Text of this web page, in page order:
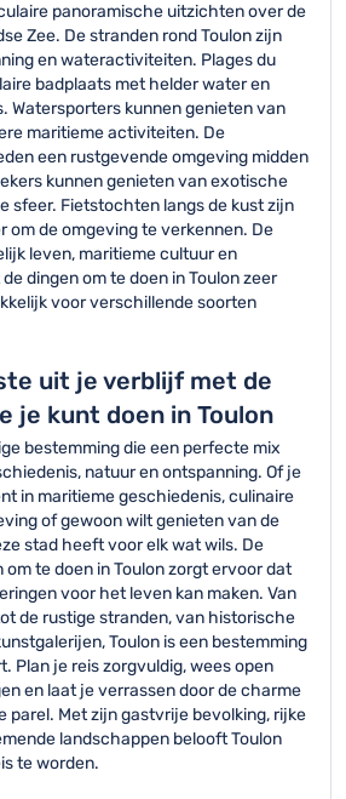
panoramische uitzichten over de
Zee. De stranden rond Toulon zijn
en wateractiviteiten. Plages du
badplaats met helder water en
Watersporters kunnen genieten van
maritieme activiteiten. De
een rustgevende omgeving midden
kunnen genieten van exotische
sfeer. Fietstochten langs de kust zijn
om de omgeving te verkennen. De
leven, maritieme cultuur en
dingen om te doen in Toulon zeer
voor verschillende soorten
uit je verblijf met de
je kunt doen in Toulon
bestemming die een perfecte mix
natuur en ontspanning. Of je
in maritieme geschiedenis, culinaire
of gewoon wilt genieten van de
stad heeft voor elk wat wils. De
te doen in Toulon zorgt ervoor dat
voor het leven kan maken. Van
de rustige stranden, van historische
Toulon is een bestemming
Plan je reis zorgvuldig, wees open
en laat je verrassen door de charme
parel. Met zijn gastvrije bevolking, rijke
landschappen belooft Toulon
te worden.